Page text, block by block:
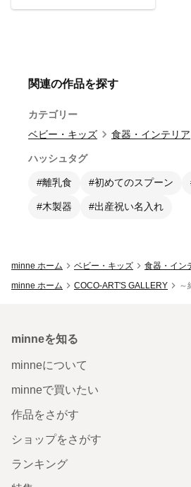
関連の作品を探す
カテゴリー
ベビー・キッズ
食器・インテリア
ハッシュタグ
#離乳食 #初めてのスプーン
#木製器 #出産祝い名入れ
minne ホーム ベビー・キッズ 食器・イン
minne ホーム
COCO-ART'S GALLERY ～
minneを知る
minneについて
minneで買いたい
作品をさがす
ショップをさがす
ランキング